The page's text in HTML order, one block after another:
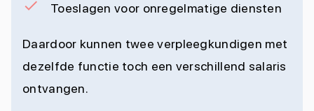
Toeslagen voor onregelmatige diensten
Daardoor kunnen twee verpleegkundigen met
dezelfde functie toch een verschillend salaris
ontvangen.